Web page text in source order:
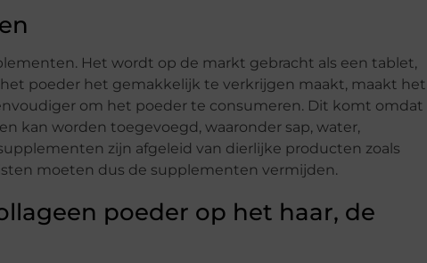
Het wordt op de markt gebracht als een tablet,
poeder het gemakkelijk te verkrijgen maakt, maakt het
om het poeder te consumeren. Dit komt omdat
kan worden toegevoegd, waaronder sap, water,
zijn afgeleid van dierlijke producten zoals
moeten dus de supplementen vermijden.
poeder op het haar, de